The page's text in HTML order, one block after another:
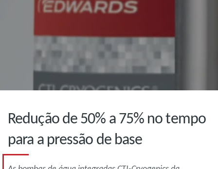
Redução de 50% a 75% no tempo
para a pressão de base